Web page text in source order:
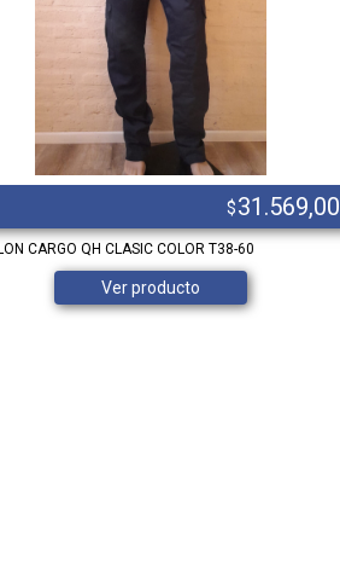
$31.569,00
CARGO QH CLASIC COLOR T38-60
Ver producto